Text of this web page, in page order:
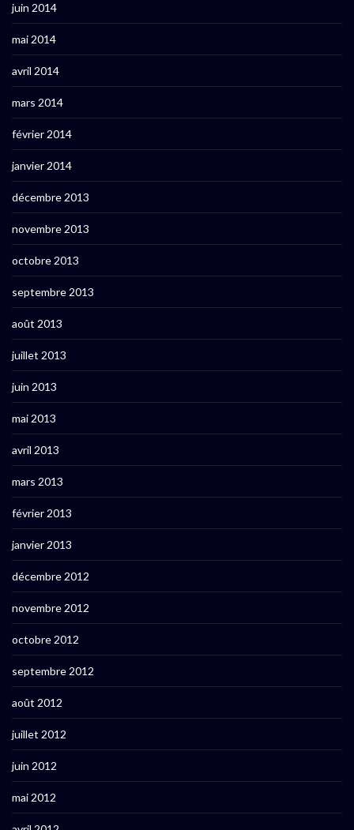
juin 2014
mai 2014
avril 2014
mars 2014
février 2014
janvier 2014
décembre 2013
novembre 2013
octobre 2013
septembre 2013
août 2013
juillet 2013
juin 2013
mai 2013
avril 2013
mars 2013
février 2013
janvier 2013
décembre 2012
novembre 2012
octobre 2012
septembre 2012
août 2012
juillet 2012
juin 2012
mai 2012